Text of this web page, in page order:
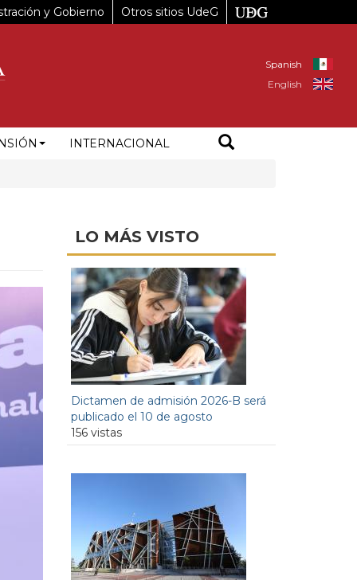
y Gobierno Otros sitios UdeG
Spanish
English
INTERNACIONAL
LO MÁS VISTO
Dictamen de admisión 2026-B será
publicado el 10 de agosto
156 vistas